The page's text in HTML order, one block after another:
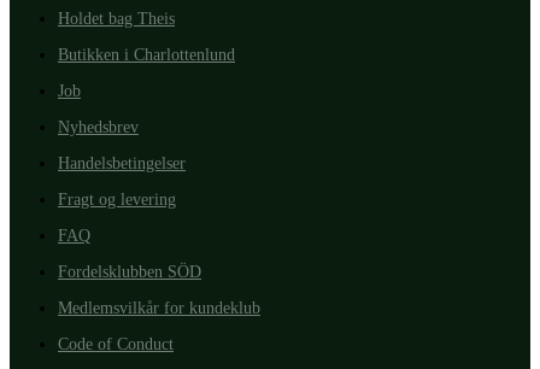
Holdet bag Theis
Butikken i Charlottenlund
Job
Nyhedsbrev
Handelsbetingelser
Fragt og levering
FAQ
Fordelsklubben SÖD
Medlemsvilkår for kundeklub
Code of Conduct